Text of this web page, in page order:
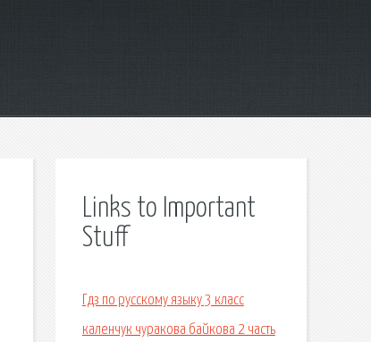
Links to Important
Stuff
Гдз по русскому языку 3 класс
каленчук чуракова байкова 2 часть